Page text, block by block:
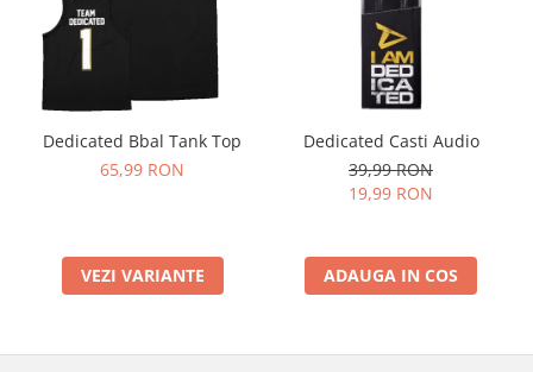
Dedicated Bbal Tank Top
65,99 RON
VEZI VARIANTE
Dedicated Casti Audio
39,99 RON
19,99 RON
ADAUGA IN COS